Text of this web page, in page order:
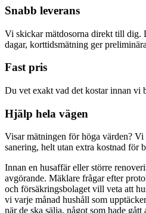
Snabb leverans
Vi skickar mätdosorna direkt till dig.
dagar, korttidsmätning ger
Fast pris
Du vet exakt vad det kostar innan vi
Hjälp hela vägen
Visar mätningen för höga värden?
sanering, helt utan extra kostnad för
Innan en husaffär eller större
avgörande. Mäklare frågar efter
och försäkringsbolaget vill veta att
vi varje månad hushåll som
när de ska sälja, något som hade